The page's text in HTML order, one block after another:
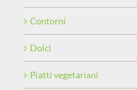
Contorni
Dolci
Piatti vegetariani